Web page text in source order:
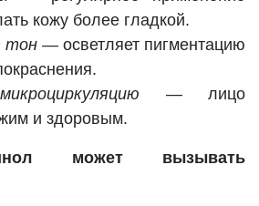
кожу более гладкой.
тон — осветляет пигментацию
— лицо
и здоровым.
может вызывать